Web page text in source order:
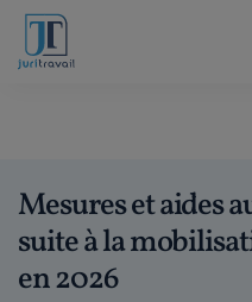
Mesures et aides
suite à la
en 2026